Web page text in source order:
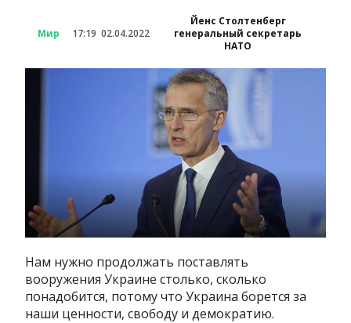
Мир 17:19 02.04.2022
Йенс Столтенберг
генеральный секретарь
НАТО
Нам нужно продолжать поставлять
вооружения Украине столько, сколько
понадобится, потому что Украина борется за
наши ценности, свободу и демократию.